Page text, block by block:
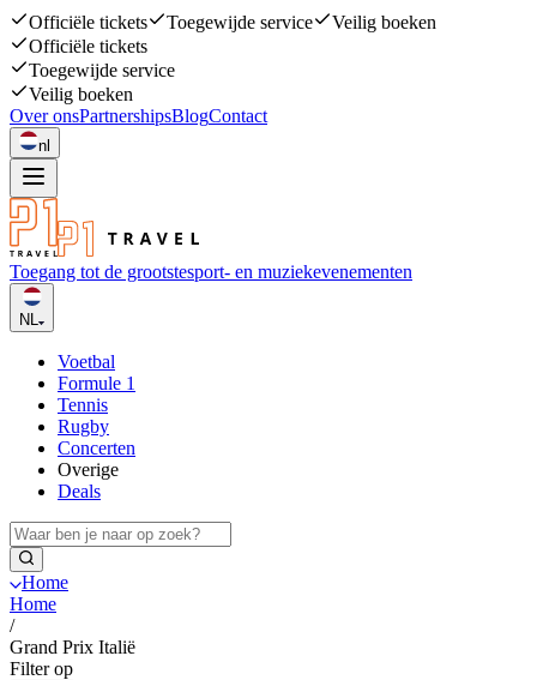
Officiële tickets Toegewijde service
Veilig boeken
Officiële tickets
Toegewijde service
Veilig boeken
Over onsPartnershipsBlogContact
nl
Toegang tot de grootstesport- en muziekevenementen
NL
Voetbal
Formule 1
Tennis
Rugby
Concerten
Overige
Deals
Home
Home
/
Grand Prix Italië
Filter op